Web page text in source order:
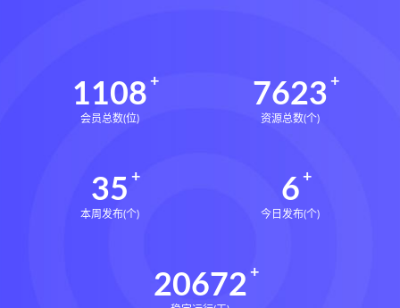
1108
会员总数(位)
7623
资源总数(个)
35
本周发布(个)
6
今日发布(个)
20672